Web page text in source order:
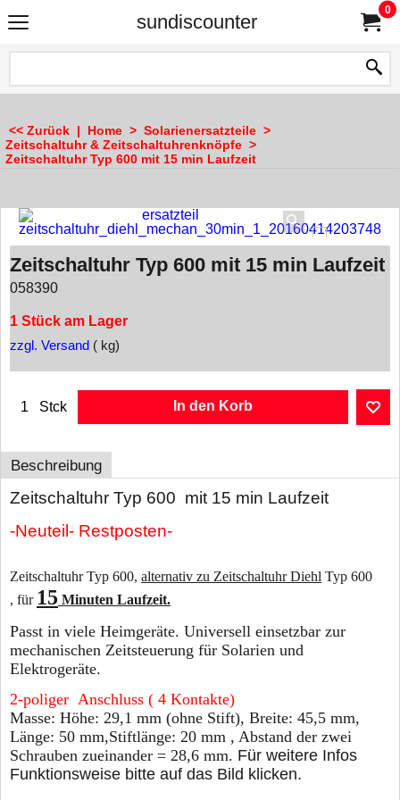
sundiscounter
0
<< Zurück | Home > Solarienersatzteile >
Zeitschaltuhr & Zeitschaltuhrenknöpfe >
Zeitschaltuhr Typ 600 mit 15 min Laufzeit
Zeitschaltuhr Typ 600 mit 15 min Laufzeit
058390
1 Stück am Lager
zzgl. Versand kg
Stck In den Korb
Beschreibung
Zeitschaltuhr Typ 600 mit 15 min Laufzeit
-Neuteil- Restposten-
Zeitschaltuhr Typ 600, alternativ zu Zeitschaltuhr Diehl Typ 600
, für 15 Minuten Laufzeit.
Passt in viele Heimgeräte. Universell einsetzbar zur
mechanischen Zeitsteuerung für Solarien und
Elektrogeräte.
2-poliger Anschluss ( 4 Kontakte)
Masse: Höhe: 29,1 mm (ohne Stift), Breite: 45,5 mm,
Länge: 50 mm,Stiftlänge: 20 mm , Abstand der zwei
Schrauben zueinander = 28,6 mm. Für weitere Infos
Funktionsweise bitte auf das Bild klicken.